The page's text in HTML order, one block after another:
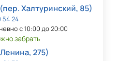
Халтуринский, 85)
24
с 10:00 до 20:00
забрать
275)